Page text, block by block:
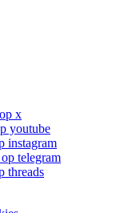
x
youtube
instagram
telegram
threads